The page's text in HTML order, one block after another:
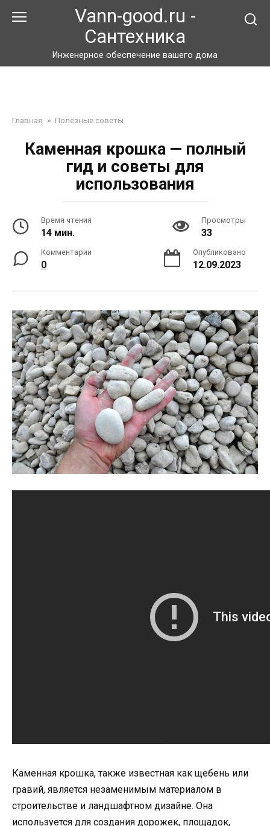
Vann-good.ru -
Сантехника
Инженерное обеспечение вашего дома
Главная » Полезные советы
Каменная крошка — полный
гид и советы для
использования
Время чтения
14 мин.
Просмотры
33
Комментарии
0
Опубликовано
12.09.2023
Каменная крошка, также известная как щебень или
гравий, является незаменимым материалом в
строительстве и ландшафтном дизайне. Она
используется для создания дорожек, площадок,